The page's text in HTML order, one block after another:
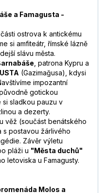
a Famagusta -
ostrova k antickému
si amfiteátr, římské lázně
slávu města.
, patrona Kypru a
(Gazimağusa), kdysi
impozantní
gotickou
si sladkou pauzu v
a dezerty.
věž (součást benátského
s postavou žárlivého
Závěr výletu
pláži u "Města duchů"
letoviska u Famagusty.
Molos a